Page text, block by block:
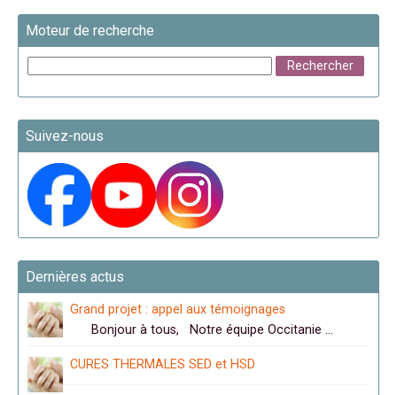
Moteur de recherche
Suivez-nous
Dernières actus
Grand projet : appel aux témoignages
Bonjour à tous, Notre équipe Occitanie …
CURES THERMALES SED et HSD